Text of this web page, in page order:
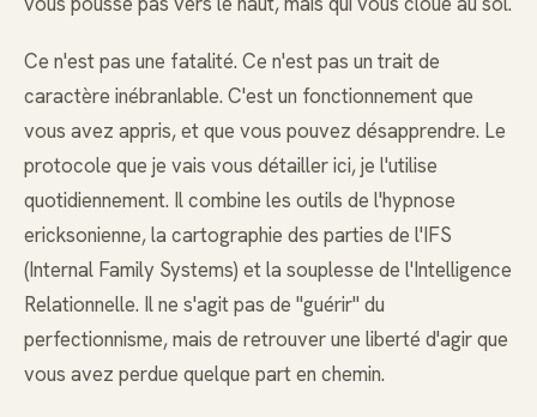
Ce n'est pas une fatalité. Ce n'est pas un trait de
caractère inébranlable. C'est un fonctionnement que
vous avez appris, et que vous pouvez désapprendre. Le
protocole que je vais vous détailler ici, je l'utilise
quotidiennement. Il combine les outils de l'hypnose
ericksonienne, la cartographie des parties de l'IFS
(Internal Family Systems) et la souplesse de l'Intelligence
Relationnelle. Il ne s'agit pas de "guérir" du
perfectionnisme, mais de retrouver une liberté d'agir que
vous avez perdue quelque part en chemin.